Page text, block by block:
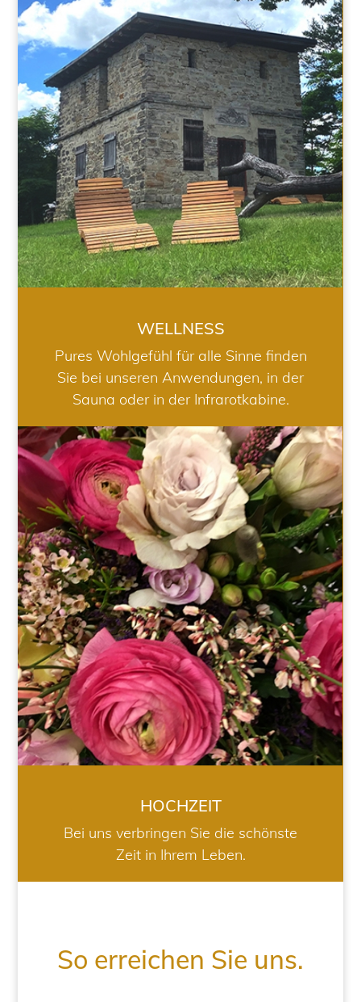
WELLNESS
WELLNESS
Pures Wohlgefühl für alle Sinne finden
Sie bei unseren Anwendungen, in der
Sauna oder in der Infrarotkabine.
HOCHZEIT
HOCHZEIT
Bei uns verbringen Sie die schönste
Zeit in Ihrem Leben.
So erreichen Sie uns.